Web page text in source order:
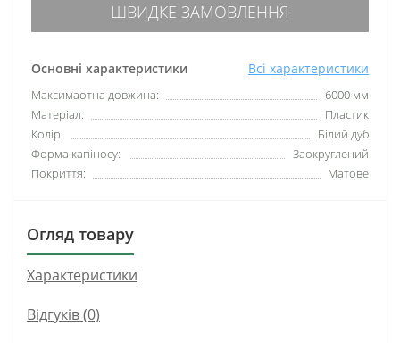
Основні характеристики Всі характеристики
Максимаотна довжина:
6000 мм
Матеріал:
Пластик
Колір:
Білий дуб
Форма капіносу:
Заокруглений
Покриття:
Матове
ШВИДКЕ ЗАМОВЛЕННЯ
Огляд товару
Характеристики
Відгуків (0)